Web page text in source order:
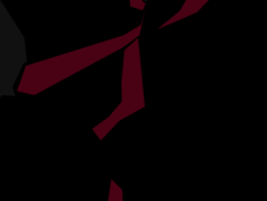
УЖЕ Є НА ВСІХ
ПЕРЕГЛЯНУТИ ВІДЕО